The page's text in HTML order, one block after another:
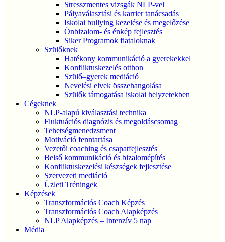
Stresszmentes vizsgák NLP-vel
Pályaválasztási és karrier tanácsadás
Iskolai bullying kezelése és megelőzése
Önbizalom- és énkép fejlesztés
Siker Programok fiataloknak
Szülőknek
Hatékony kommunikáció a gyerekekkel
Konfliktuskezelés otthon
Szülő–gyerek mediáció
Nevelési elvek összehangolása
Szülők támogatása iskolai helyzetekben
Cégeknek
NLP-alapú kiválasztási technika
Fluktuációs diagnózis és megoldáscsomag
Tehetségmenedzsment
Motiváció fenntartása
Vezetői coaching és csapatfejlesztés
Belső kommunikáció és bizalomépítés
Konfliktuskezelési készségek fejlesztése
Szervezeti mediáció
Üzleti Tréningek
Képzések
Transzformációs Coach Képzés
Transzformációs Coach Alapképzés
NLP Alapképzés – Intenzív 5 nap
Média